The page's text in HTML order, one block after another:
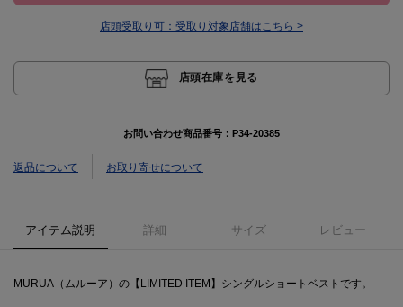
店頭受取り可： 受取り対象店舗はこちら >
店頭在庫を見る
お問い合わせ商品番号： P34-20385
返品について お取り寄せについて
アイテム説明 詳細 サイズ レビュー
MURUA（ムルーア）の【LIMITED ITEM】シングルショートベストです。